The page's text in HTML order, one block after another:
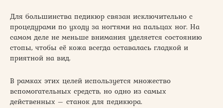
Для большинства педикюр связан исключительно с
процедурами по уходу за ногтями на пальцах ног. На
самом деле не меньше внимания уделяется состоянию
стопы, чтобы её кожа всегда оставалась гладкой и
приятной на вид.
В рамках этих целей используется множество
вспомогательных средств, но одно из самых
действенных – станок для педикюра.